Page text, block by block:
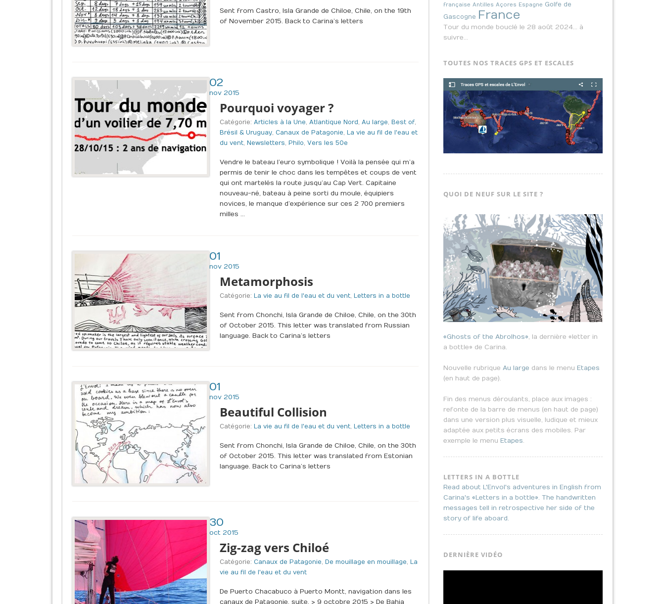
Sent from Castro, Isla Grande de Chiloe, Chile, on the 19th
of November 2015. Back to Carina’s letters
02
nov 2015
Pourquoi voyager ?
Catégorie: Articles à la Une, Atlantique Nord , Au large, Best of,
Brésil & Uruguay, Canaux de Patagonie, La vie au fil de l'eau et
du vent, Newsletters, Philo, Vers les 50e
Vendre le bateau l’euro symbolique ! Voilà la pensée qui m’a
permis de tenir le choc dans les tempêtes et coups de vent
qui ont martelés la route jusqu’au Cap Vert. Capitaine
nouveau-né, bateau à peine sorti du moule, équipiers
novices, le manque d’expérience sur ces 2 700 premiers
milles …
01
nov 2015
Metamorphosis
Catégorie: La vie au fil de l'eau et du vent, Letters in a bottle
Sent from Chonchi, Isla Grande de Chiloe, Chile, on the 30th
of October 2015. This letter was translated from Russian
language. Back to Carina’s letters
01
nov 2015
Beautiful Collision
Catégorie: La vie au fil de l'eau et du vent, Letters in a bottle
Sent from Chonchi, Isla Grande de Chiloe, Chile, on the 30th
of October 2015. This letter was translated from Estonian
language. Back to Carina’s letters
30
oct 2015
Zig-zag vers Chiloé
Catégorie: Canaux de Patagonie, De mouillage en mouillage, La
vie au fil de l'eau et du vent
De Puerto Chacabuco à Puerto Montt, navigation dans les
canaux de Patagonie, suite. > 9 octobre 2015 > De Bahia
française Antilles Açores Espagne Golfe de
Gascogne France
Tour du monde bouclé le 28 août 2024… à
suivre…
TOUTES NOS TRACES GPS ET ESCALES
QUOI DE NEUF SUR LE SITE ?
«Ghosts of the Abrolhos», la dernière «letter in
a bottle» de Carina.
Nouvelle rubriqueAu large dans le menuEtapes
(en haut de page).
Fin des menus déroulants, place aux images :
refonte de la barre de menus (en haut de page)
dans une version plus visuelle, ludique et mieux
adaptée aux petits écrans des mobiles. Par
exemple le menuEtapes.
LETTERS IN A BOTTLE
Read about L'Envol's adventures in English from
Carina's «Letters in a bottle». The handwritten
messages tell in retrospective her side of the
story of life aboard.
DERNIÈRE VIDÉO